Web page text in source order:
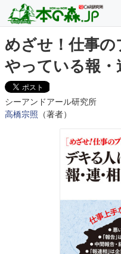
めざせ！仕事
やっている報・
シーアンドアール研究所
高橋宗照 （著者）